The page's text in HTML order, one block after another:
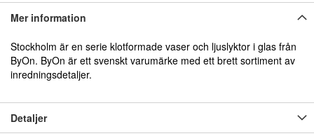
Mer information
Stockholm är en serie klotformade vaser och ljuslyktor i glas från
ByOn. ByOn är ett svenskt varumärke med ett brett sortiment av
inredningsdetaljer.
Detaljer